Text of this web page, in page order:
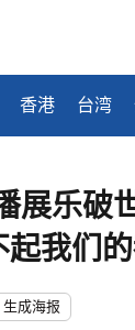
香港 台湾
展乐破
我们
生成海报